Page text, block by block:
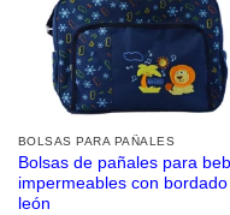
BOLSAS PARA PAÑALES
Bolsas de pañales para
impermeables con
león